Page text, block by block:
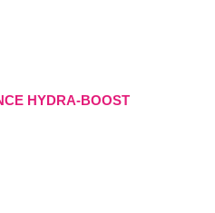
HYDRA-BOOST